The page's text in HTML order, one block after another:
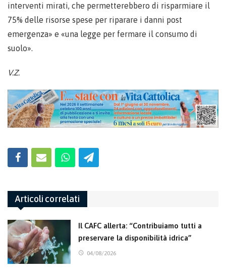
interventi mirati, che permetterebbero di risparmiare il
75% delle risorse spese per riparare i danni post
emergenza» e «una legge per fermare il consumo di
suolo».
V.Z.
Articoli correlati
Il CAFC allerta: “Contribuiamo tutti a
preservare la disponibilità idrica”
04/08/2026